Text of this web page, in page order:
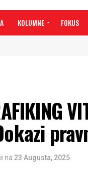
KOLUMNE FOKUS
na 23 Augusta, 2025